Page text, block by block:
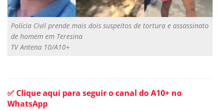
Polícia Civil prende mais dois suspeitos de tortura e assassinato
de homem em Teresina
TV Antena 10/A10+
✅ Clique aqui para seguir o canal do A10+ no
WhatsApp